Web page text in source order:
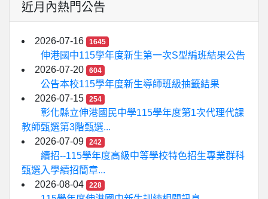
近月內熱門公告
2026-07-16 1645
伸港國中115學年度新生第一次S型編班結果公告
2026-07-20
604
公告本校115學年度新生導師班級抽籤結果
2026-07-15
254
彰化縣立伸港國民中學115學年度第1次代理代課
教師甄選第3階甄選...
2026-07-09
242
續招--115學年度高級中等學校特色招生專業群科
甄選入學續招簡章...
2026-08-04
228